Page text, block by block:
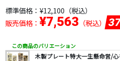
標準価格： ¥12,100 （税込）
販売価格： ¥7,563（税込）
この商品のバリエーション
木製プレート特大一生懸命営/